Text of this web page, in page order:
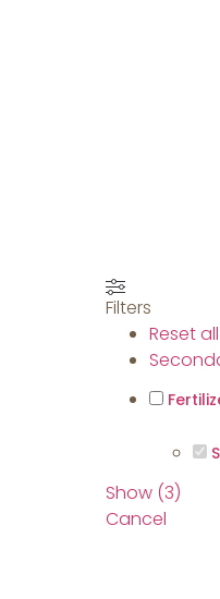
Filters
Reset all
Show (3)
Cancel